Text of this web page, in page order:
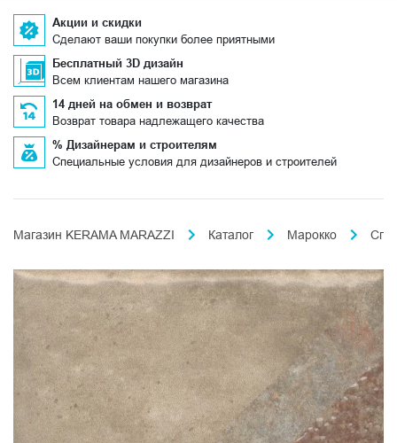
Акции и скидки
Сделают ваши покупки более приятными
Бесплатный 3D дизайн
Всем клиентам нашего магазина
14 дней на обмен и возврат
Возврат товара надлежащего качества
% Дизайнерам и строителям
Специальные условия для дизайнеров и строителей
Магазин KERAMA MARAZZI Каталог Марокко